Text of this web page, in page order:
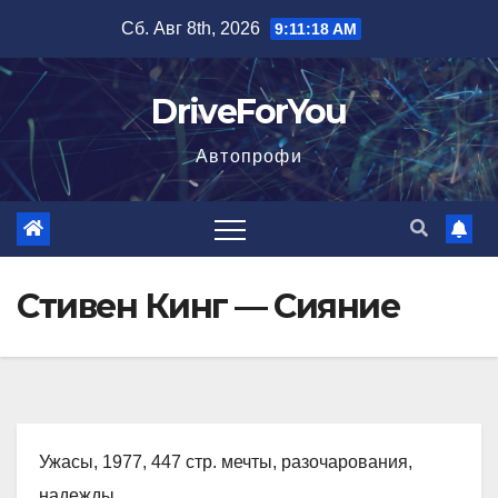
содержимому
Сб. Авг 8th, 2026 9:11:19 AM
DriveForYou
Автопрофи
Стивен Кинг — Сияние
Ужасы, 1977, 447 стр. мечты, разочарования,